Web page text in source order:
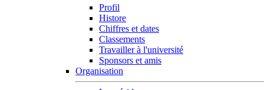
Profil
Histore
Chiffres et dates
Classements
Travailler à l'université
Sponsors et amis
Organisation